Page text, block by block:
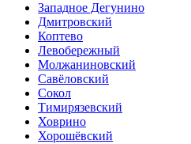
Западное Дегунино
Дмитровский
Коптево
Левобережный
Молжаниновский
Савёловский
Сокол
Тимирязевский
Ховрино
Хорошёвский